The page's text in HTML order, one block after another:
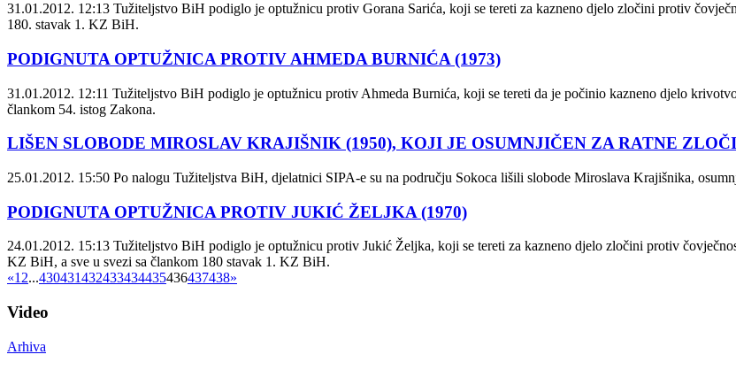
31.01.2012. 12:13 Tužiteljstvo BiH podiglo je optužnicu protiv Gorana Sarića, koji se tereti za kazneno djelo zločini protiv
180. stavak 1. KZ BiH.
PODIGNUTA OPTUŽNICA PROTIV AHMEDA BURNIĆA (1973)
31.01.2012. 12:11 Tužiteljstvo BiH podiglo je optužnicu protiv Ahmeda Burnića, koji se tereti da je počinio kazneno djelo
člankom 54. istog Zakona.
LIŠEN SLOBODE MIROSLAV KRAJIŠNIK (1950), KOJI JE OSUMNJIČEN ZA RATNE
25.01.2012. 15:50 Po nalogu Tužiteljstva BiH, djelatnici SIPA-e su na području Sokoca lišili slobode Miroslava Krajišnika,
PODIGNUTA OPTUŽNICA PROTIV JUKIĆ ŽELJKA (1970)
24.01.2012. 15:13 Tužiteljstvo BiH podiglo je optužnicu protiv Jukić Željka, koji se tereti za kazneno djelo zločini protiv
KZ BiH, a sve u svezi sa člankom 180 stavak 1. KZ BiH.
«12...430431432433434435436437438»
Video
Arhiva